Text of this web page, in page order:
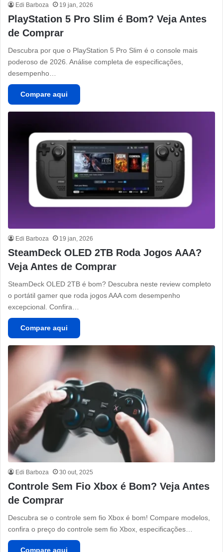
Edi Barboza 19 jan, 2026
PlayStation 5 Pro Slim é Bom? Veja Antes
de Comprar
Descubra por que o PlayStation 5 Pro Slim é o console mais
poderoso de 2026. Análise completa de especificações,
desempenho…
Compare aqui
Edi Barboza 19 jan, 2026
SteamDeck OLED 2TB Roda Jogos AAA?
Veja Antes de Comprar
SteamDeck OLED 2TB é bom? Descubra neste review completo
o portátil gamer que roda jogos AAA com desempenho
excepcional. Confira…
Compare aqui
Edi Barboza 30 out, 2025
Controle Sem Fio Xbox é Bom? Veja Antes
de Comprar
Descubra se o controle sem fio Xbox é bom! Compare modelos,
confira o preço do controle sem fio Xbox, especificações…
Compare aqui